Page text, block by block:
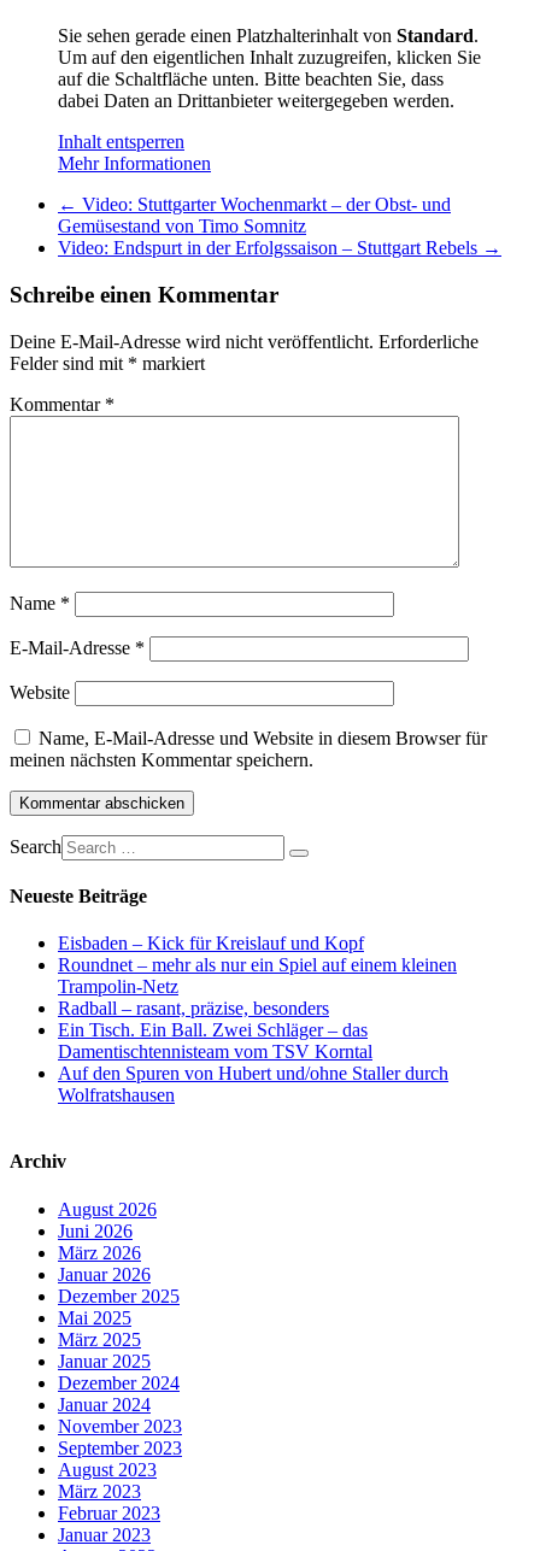
Sie sehen gerade einen Platzhalterinhalt von Standard.
Um auf den eigentlichen Inhalt zuzugreifen, klicken Sie
auf die Schaltfläche unten. Bitte beachten Sie, dass
dabei Daten an Drittanbieter weitergegeben werden.
Inhalt entsperren
Mehr Informationen
← Video: Stuttgarter Wochenmarkt – der Obst- und
Gemüsestand von Timo Somnitz
Video: Endspurt in der Erfolgssaison – Stuttgart Rebels →
Schreibe einen Kommentar
Deine E-Mail-Adresse wird nicht veröffentlicht. Erforderliche
Felder sind mit * markiert
Kommentar *
Name *
E-Mail-Adresse *
Website
Name, E-Mail-Adresse und Website in diesem Browser für
meinen nächsten Kommentar speichern.
Search
Neueste Beiträge
Eisbaden – Kick für Kreislauf und Kopf
Roundnet – mehr als nur ein Spiel auf einem kleinen
Trampolin-Netz
Radball – rasant, präzise, besonders
Ein Tisch. Ein Ball. Zwei Schläger – das
Damentischtennisteam vom TSV Korntal
Auf den Spuren von Hubert und/ohne Staller durch
Wolfratshausen
Archiv
August 2026
Juni 2026
März 2026
Januar 2026
Dezember 2025
Mai 2025
März 2025
Januar 2025
Dezember 2024
Januar 2024
November 2023
September 2023
August 2023
März 2023
Februar 2023
Januar 2023